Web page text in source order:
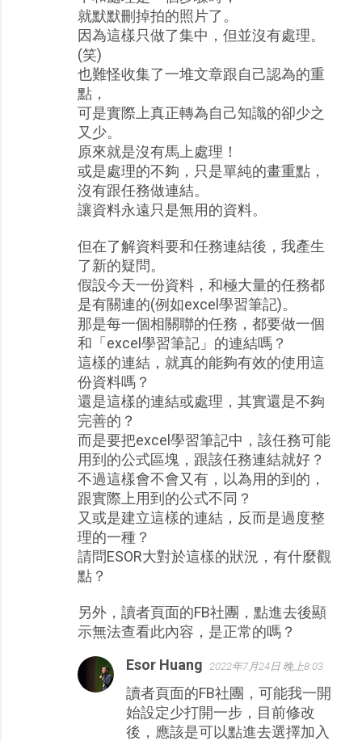
就默默刪掉拍的照片了。
因為這樣只做了集中，但並沒有處理。
(笑)
也難怪收集了一堆文章跟自己認為的重
點，
可是實際上真正轉為自己知識的卻少之
又少。
原來就是沒有馬上處理！
或是處理的不夠，只是單純的畫重點，
沒有跟任務做連結。
讓資料永遠只是無用的資料。
但在了解資料要和任務連結後，我產生
了新的疑問。
假設今天一份資料，和極大量的任務都
是有關連的(例如excel學習筆記)。
那是每一個相關聯的任務，都要做一個
和「excel學習筆記」的連結嗎？
這樣的連結，就真的能夠有效的使用這
份資料嗎？
還是這樣的連結或處理，其實還是不夠
完善的？
而是要把excel學習筆記中，該任務可能
用到的公式區塊，跟該任務連結就好？
不過這樣會不會又有，以為用的到的，
跟實際上用到的公式不同？
又或是建立這樣的連結，反而是過度整
理的一種？
請問ESOR大對於這樣的狀況，有什麼觀
點？
另外，讀者頁面的FB社團，點進去後顯
示無法查看此內容，是正常的嗎？
Esor Huang 2022年7月24日 晚上8:03
讀者頁面的FB社團，可能我一開
始設定少打開一步，目前修改
後，應該是可以點進去選擇加入